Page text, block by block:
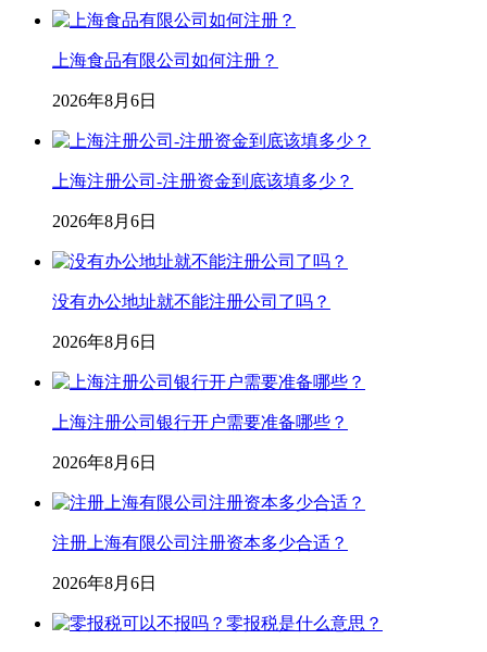
上海食品有限公司如何注册？
2026年8月6日
上海注册公司-注册资金到底该填多少？
2026年8月6日
没有办公地址就不能注册公司了吗？
2026年8月6日
上海注册公司银行开户需要准备哪些？
2026年8月6日
注册上海有限公司注册资本多少合适？
2026年8月6日